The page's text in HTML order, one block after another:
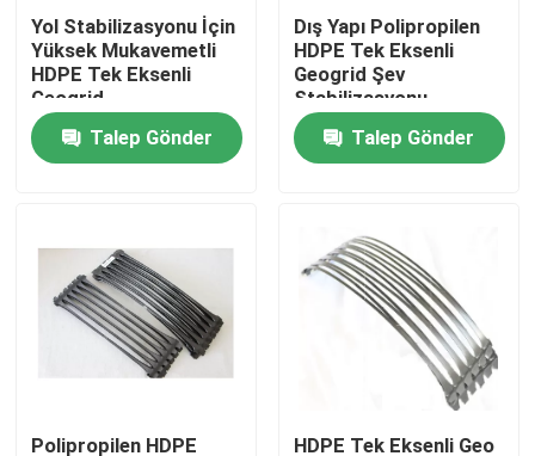
Fabrika turu
Kalite kontrol
Geosentetik Kumaş
Geosentetik Membran
Geosentetik Donatı Izgarası
Yol Stabilizasyonu İçin
Yüksek Mukavemetli
HDPE Tek Eksenli
Geogrid
Talep Gönder
Dış Yapı Polipropilen
HDPE Tek Eksenli
Geogrid Şev
Stabilizasyonu
Talep Gönder
Polipropilen HDPE HDPE Tek Eksenli Geo